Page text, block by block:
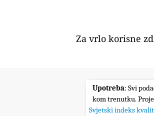
Za vrlo korisne
Upotreba: Svi
kom trenutku.
Svjetski indeks